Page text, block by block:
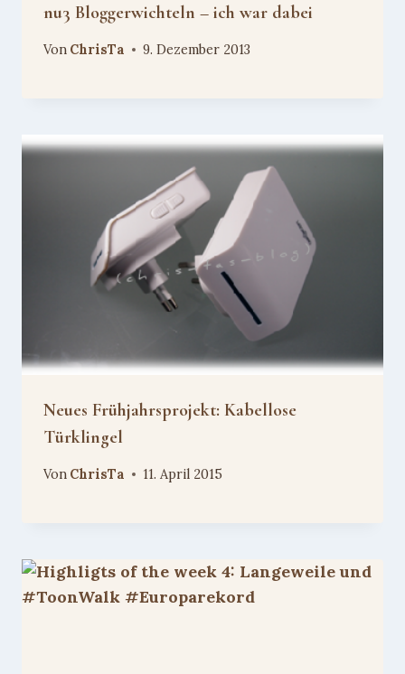
nu3 Bloggerwichteln – ich war dabei
Von ChrisTa 9. Dezember 2013
Neues Frühjahrsprojekt: Kabellose
Türklingel
Von ChrisTa 11. April 2015